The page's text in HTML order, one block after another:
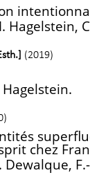
Hagelstein,
(2019)
chez
Dewalque,